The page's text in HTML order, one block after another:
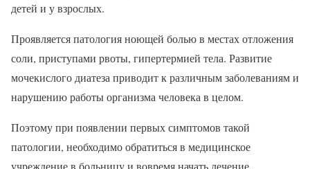
детей и у взрослых.
Проявляется патология ноющей болью в местах отложения
соли, приступами рвоты, гипертермией тела. Развитие
мочекислого диатеза приводит к различным заболеваниям и
нарушению работы организма человека в целом.
Поэтому при появлении первых симптомов такой
патологии, необходимо обратиться в медицинское
учреждение в больницу и вовремя начать лечение.